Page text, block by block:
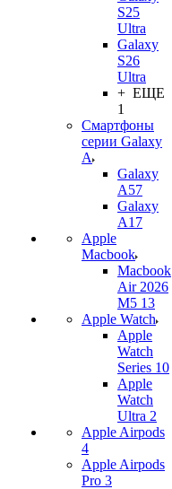
S25
Ultra
Galaxy
S26
Ultra
+ ЕЩЕ
1
Смартфоны
серии Galaxy
A
Galaxy
A57
Galaxy
A17
Apple
Macbook
Macbook
Air 2026
M5 13
Apple Watch
Apple
Watch
Series 10
Apple
Watch
Ultra 2
Apple Airpods
4
Apple Airpods
Pro 3